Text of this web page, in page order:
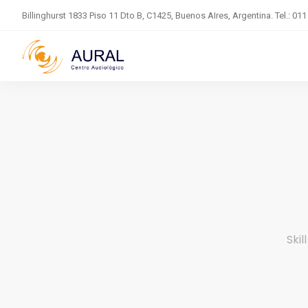
Billinghurst 1833 Piso 11 Dto B, C1425, Buenos AIres, Argentina. Tel.: